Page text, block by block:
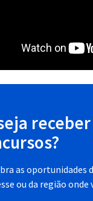
as oportunidades
ou da região onde